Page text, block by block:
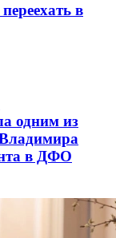
в
одним из
в ДФО